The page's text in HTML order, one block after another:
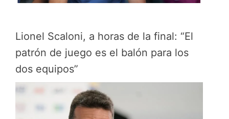
Lionel Scaloni, a horas de la final: “El
patrón de juego es el balón para los
dos equipos”